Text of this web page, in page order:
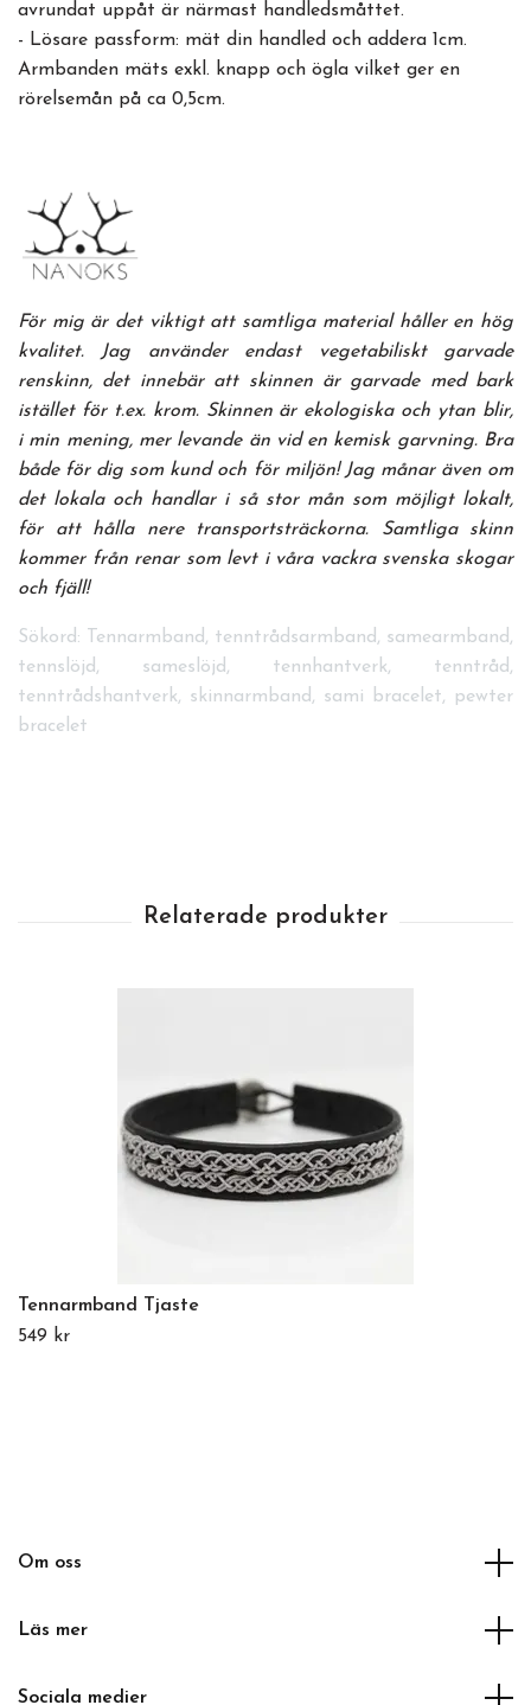
avrundat uppåt är närmast handledsmåttet.
- Lösare passform: mät din handled och addera 1cm.
Armbanden mäts exkl. knapp och ögla vilket ger en
rörelsemån på ca 0,5cm.
För mig är det viktigt att samtliga material håller en hög
kvalitet. Jag använder endast vegetabiliskt garvade
renskinn, det innebär att skinnen är garvade med bark
istället för t.ex. krom. Skinnen är ekologiska och ytan blir,
i min mening, mer levande än vid en kemisk garvning. Bra
både för dig som kund och för miljön! Jag månar även om
det lokala och handlar i så stor mån som möjligt lokalt,
för att hålla nere transportsträckorna. Samtliga skinn
kommer från renar som levt i våra vackra svenska skogar
och fjäll!
Sökord: Tennarmband, tenntrådsarmband, samearmband,
tennslöjd, sameslöjd, tennhantverk, tenntråd,
tenntrådshantverk, skinnarmband, sami bracelet, pewter
bracelet
Tennarmband Tjaste
549 kr
Om oss
Läs mer
Sociala medier